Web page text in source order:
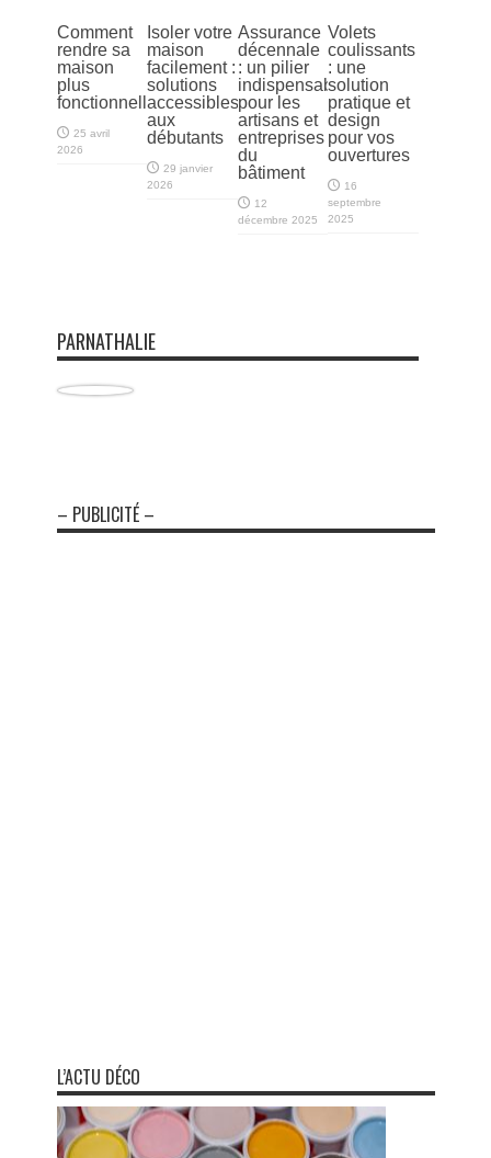
Comment
rendre sa
maison
plus
fonctionnelle
25 avril
2026
Isoler votre
maison
facilement :
solutions
accessibles
aux
débutants
29 janvier
2026
Assurance
décennale
: un pilier
indispensable
pour les
artisans et
entreprises
du
bâtiment
12
décembre 2025
Volets
coulissants
: une
solution
pratique et
design
pour vos
ouvertures
16
septembre
2025
PARNATHALIE
– PUBLICITÉ –
L’ACTU DÉCO